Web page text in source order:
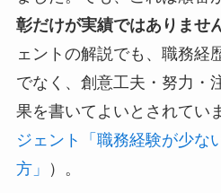
彰だけが実績ではありませ
ェントの解説でも、職務経
でなく、創意工夫・努力・
果を書いてよいとされてい
ジェント「職務経験が少な
方」
）。